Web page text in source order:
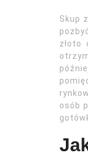
Skup
złoto
osób